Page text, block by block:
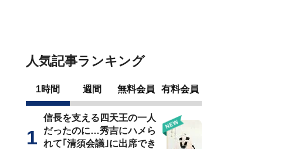
人気記事ランキング
1時間 週間 無料会員 有料会員
信長を支える四天王の一人
だったのに…秀吉にハメら
れて｢清須会議｣に出席でき